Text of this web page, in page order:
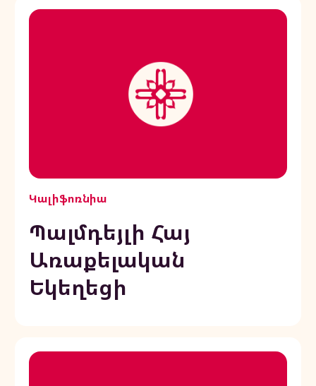
Կալիֆոռնիա
Պալմդեյլի Հայ
Առաքելական
Եկեղեցի